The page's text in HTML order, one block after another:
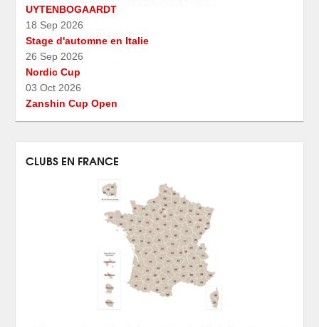
UYTENBOGAARDT
18 Sep 2026
Stage d'automne en Italie
26 Sep 2026
Nordic Cup
03 Oct 2026
Zanshin Cup Open
CLUBS EN FRANCE